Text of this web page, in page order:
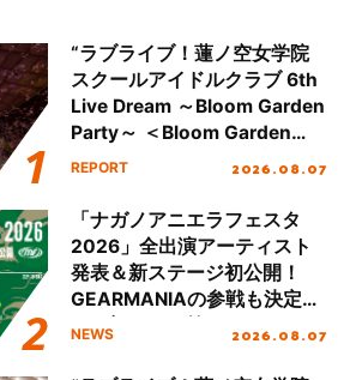
“ラブライブ！蓮ノ空女学院
スクールアイドルクラブ 6th
Live Dream ～Bloom Garden
Party～ ＜Bloom Garden
Party Stage／埼玉公演＞”
REPORT 2026.08.07
「ナガノアニエラフェスタ
2026」全出演アーティスト
発表＆新ステージ初公開！
GEARMANIAの参戦も決定
し、初となる第3ステージの
NEWS 2026.08.07